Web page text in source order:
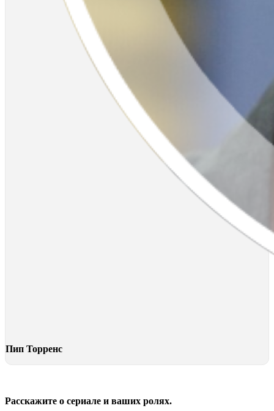
Пип Торренс
Расскажите о сериале и ваших ролях.